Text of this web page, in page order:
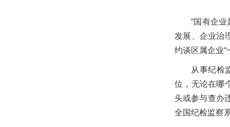
“国有企
发展、企业治
约谈区属企业“
从事纪检
位，无论在哪
头或参与查办
全国纪检监察